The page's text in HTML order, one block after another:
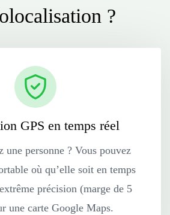
?
GPS en temps réel
une personne ? Vous pouvez
où qu’elle soit en temps
précision (marge de 5
une carte Google Maps.